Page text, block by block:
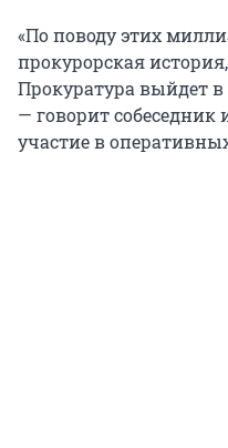
«По поводу этих
прокурорская
Прокуратура выйдет в
— говорит
участие в